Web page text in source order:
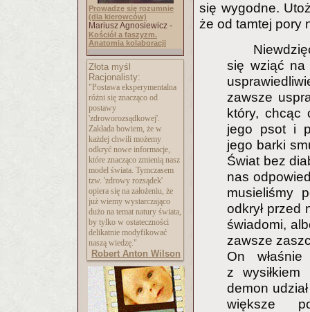
Prowadzę się rozumnie
(dla kierowców)
Mariusz Agnosiewicz -
Kościół a faszyzm.
Anatomia kolaboracji
Złota myśl
Racjonalisty:
"Postawa eksperymentalna
różni się znacząco od
postawy
'zdroworozsądkowej'.
Zakłada bowiem, że w
każdej chwili możemy
odkryć nowe informacje,
które znacząco zmienią nasz
model świata. Tymczasem
tzw. 'zdrowy rozsądek'
opiera się na założeniu, że
już wiemy wystarczająco
dużo na temat natury świata,
by tylko w ostateczności
delikatnie modyfikować
naszą wiedzę."
Robert Anton Wilson
się wygodne.
że od tamtej pory
się wziąć na
zawsze
który, chcąc
jego psot i
jego barki
Świat bez
nas
musieliśmy
odkrył przed
świadomi,
zawsze
On
z
demon
większe